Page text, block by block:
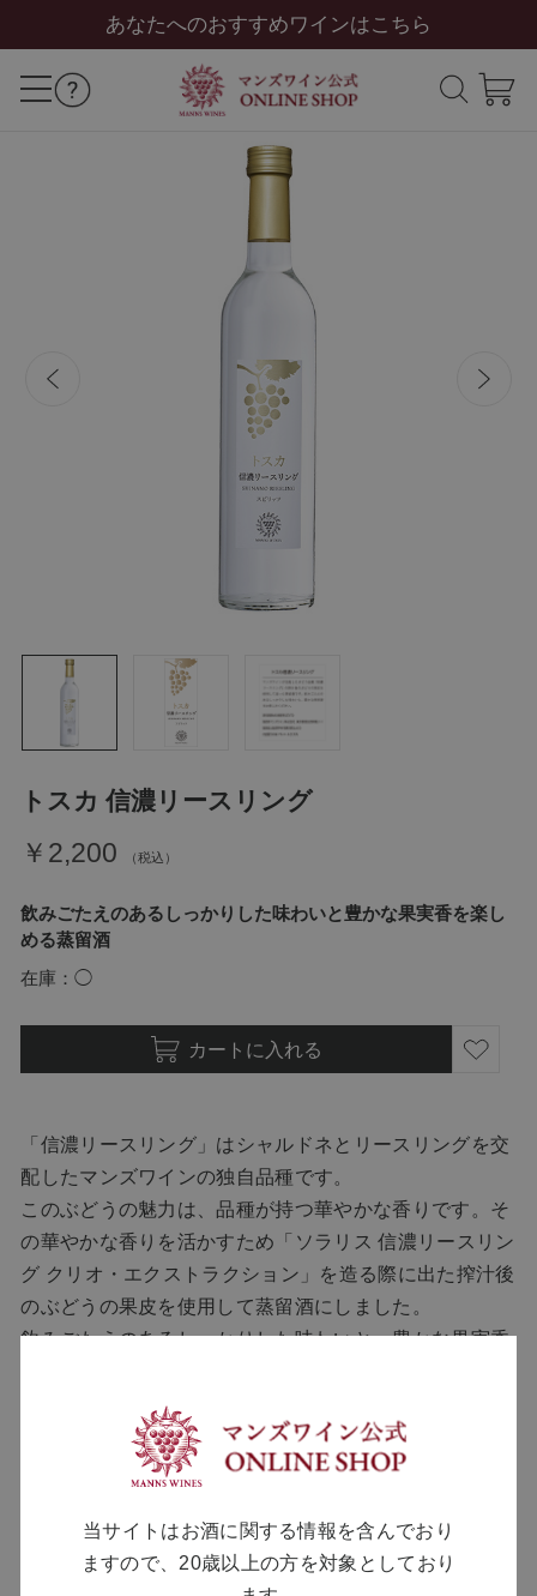
あなたへのおすすめワインはこちら
トスカ 信濃リースリング
飲みごたえのあるしっかりした味わいと豊かな果実香を楽し
める蒸留酒
￥2,200
在庫 ◯
カートに入れる
「信濃リースリング」はシャルドネとリースリングを交
配したマンズワインの独自品種です。
このぶどうの魅力は、品種が持つ華やかな香りです。そ
の華やかな香りを活かすため「ソラリス 信濃リースリン
グ クリオ・エクストラクション」を造る際に出た搾汁後
のぶどうの果皮を使用して蒸留酒にしました。
飲みごたえのあるしっかりした味わいと、豊かな果実香
ロックはもちろん、炭酸で割りスライスしたレモンなど
を入れる「トスカハイボール」もおすすめです。
一口飲むごとに爽快感を与えてくれるので揚げ物や塩気
また、食後酒としてストレート、コーヒーに入れてみて
もお楽しみいただけます。
当サイトはお酒に関する情報を含んでおり
ますので、20歳以上の方を対象としており